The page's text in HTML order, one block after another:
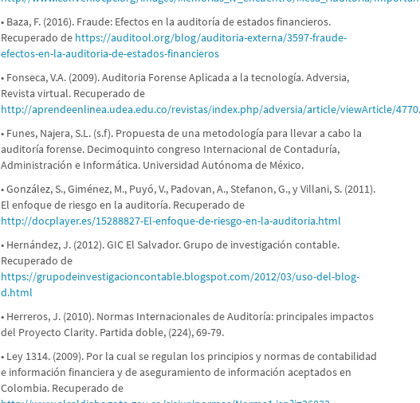
• Baza, F. (2016). Fraude: Efectos en la auditoría de estados financieros.
Recuperado de https://auditool.org/blog/auditoria-externa/3597-fraude-
efectos-en-la-auditoria-de-estados-financieros
• Fonseca, V.A. (2009). Auditoria Forense Aplicada a la tecnología. Adversia,
Revista virtual. Recuperado de
http://aprendeenlinea.udea.edu.co/revistas/index.php/adversia/article/viewArticle/4770
• Funes, Najera, S.L. (s.f). Propuesta de una metodología para llevar a cabo la
auditoría forense. Decimoquinto congreso Internacional de Contaduría,
Administración e Informática. Universidad Autónoma de México.
• González, S., Giménez, M., Puyó, V., Padovan, A., Stefanon, G., y Villani, S. (2011).
El enfoque de riesgo en la auditoría. Recuperado de
http://docplayer.es/15288827-El-enfoque-de-riesgo-en-la-auditoria.html
• Hernández, J. (2012). GIC El Salvador. Grupo de investigación contable.
Recuperado de
https://grupodeinvestigacioncontable.blogspot.com/2012/03/uso-del-blog-
d.html
• Herreros, J. (2010). Normas Internacionales de Auditoría: principales impactos
del Proyecto Clarity. Partida doble, (224), 69-79.
• Ley 1314. (2009). Por la cual se regulan los principios y normas de contabilidad
e información financiera y de aseguramiento de información aceptados en
Colombia. Recuperado de